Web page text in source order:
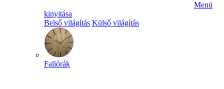
Menü
kinyitása
Belső világítás Külső világítás
Faliórák